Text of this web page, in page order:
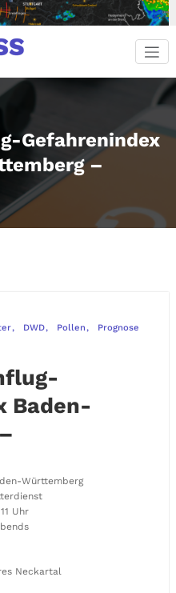
Gefahrenindex
–
DWD Pollen
Prognose
Baden-
Württemberg
Uhr
Neckartal